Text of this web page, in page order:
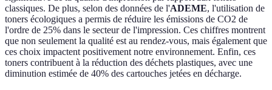
classiques. De plus, selon des données de l'ADEME, l'utilisation de
toners écologiques a permis de réduire les émissions de CO2 de
l'ordre de 25% dans le secteur de l'impression. Ces chiffres montrent
que non seulement la qualité est au rendez-vous, mais également que
ces choix impactent positivement notre environnement. Enfin, ces
toners contribuent à la réduction des déchets plastiques, avec une
diminution estimée de 40% des cartouches jetées en décharge.